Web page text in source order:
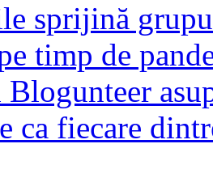
sprijină
timp de
ca fiecare